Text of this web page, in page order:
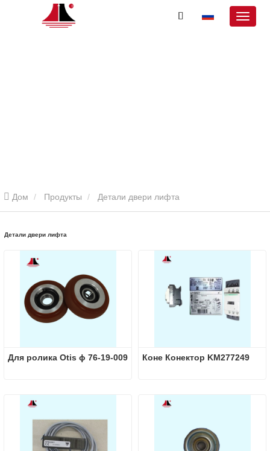
Дом Продукты Детали двери лифта
Детали двери лифта
Для ролика Otis ϕ 76-19-009 Коне Конектор KM277249